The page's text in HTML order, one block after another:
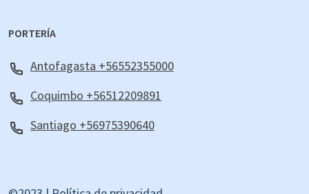
PORTERÍA
Antofagasta +56552355000
Coquimbo +56512209891
Santiago +56975390640